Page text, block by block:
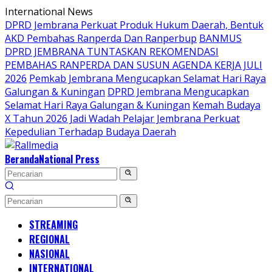
Langsung
ke
konten
International News
DPRD Jembrana Perkuat Produk Hukum Daerah, Bentuk
AKD Pembahas Ranperda Dan Ranperbup BANMUS
DPRD JEMBRANA TUNTASKAN REKOMENDASI
PEMBAHAS RANPERDA DAN SUSUN AGENDA KERJA JULI
2026 Pemkab Jembrana Mengucapkan Selamat Hari Raya
Galungan & Kuningan DPRD Jembrana Mengucapkan
Selamat Hari Raya Galungan & Kuningan Kemah Budaya
X Tahun 2026 Jadi Wadah Pelajar Jembrana Perkuat
Kepedulian Terhadap Budaya Daerah
BerandaNational Press
STREAMING
REGIONAL
NASIONAL
INTERNATIONAL